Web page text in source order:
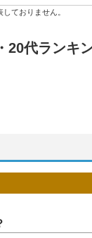
ておりません。
20代ランキ